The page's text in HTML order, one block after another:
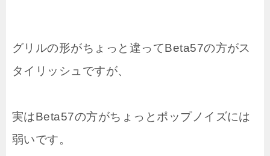
グリルの形がちょっと違ってBeta57の方がス
タイリッシュですが、
実はBeta57の方がちょっとポップノイズには
弱いです。